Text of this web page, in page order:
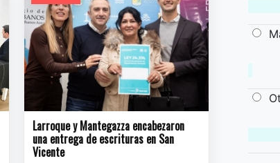
Larroque y Mantegazza encabezaron
una entrega de escrituras en San
Vicente